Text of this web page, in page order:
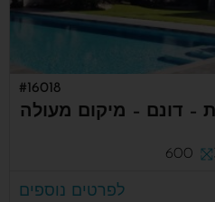
– דונם – מיקום מעולה
#16018
600
לפרטים נוספים